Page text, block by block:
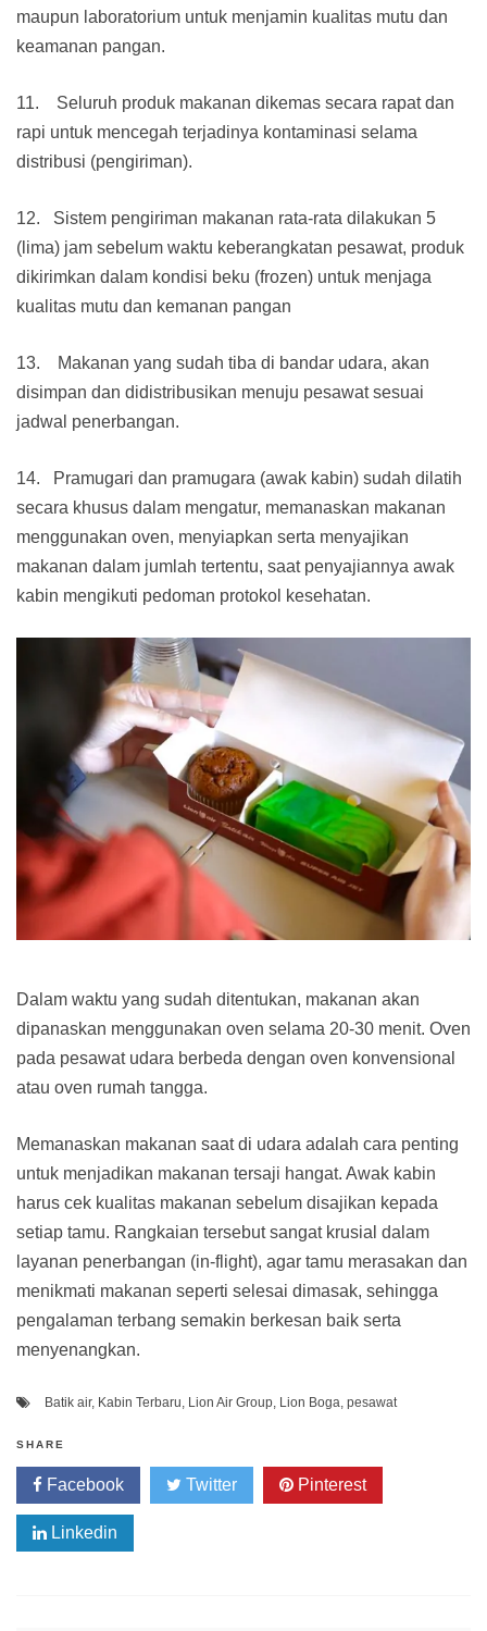
maupun laboratorium untuk menjamin kualitas mutu dan
keamanan pangan.
11. Seluruh produk makanan dikemas secara rapat dan
rapi untuk mencegah terjadinya kontaminasi selama
distribusi (pengiriman).
12. Sistem pengiriman makanan rata-rata dilakukan 5
(lima) jam sebelum waktu keberangkatan pesawat, produk
dikirimkan dalam kondisi beku (frozen) untuk menjaga
kualitas mutu dan kemanan pangan
13. Makanan yang sudah tiba di bandar udara, akan
disimpan dan didistribusikan menuju pesawat sesuai
jadwal penerbangan.
14. Pramugari dan pramugara (awak kabin) sudah dilatih
secara khusus dalam mengatur, memanaskan makanan
menggunakan oven, menyiapkan serta menyajikan
makanan dalam jumlah tertentu, saat penyajiannya awak
kabin mengikuti pedoman protokol kesehatan.
Dalam waktu yang sudah ditentukan, makanan akan
dipanaskan menggunakan oven selama 20-30 menit. Oven
pada pesawat udara berbeda dengan oven konvensional
atau oven rumah tangga.
Memanaskan makanan saat di udara adalah cara penting
untuk menjadikan makanan tersaji hangat. Awak kabin
harus cek kualitas makanan sebelum disajikan kepada
setiap tamu. Rangkaian tersebut sangat krusial dalam
layanan penerbangan (in-flight), agar tamu merasakan dan
menikmati makanan seperti selesai dimasak, sehingga
pengalaman terbang semakin berkesan baik serta
menyenangkan.
Batik air, Kabin Terbaru, Lion Air Group, Lion Boga, pesawat
SHARE
Facebook Twitter Pinterest
Linkedin